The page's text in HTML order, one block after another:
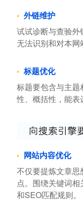
外链维护
试试诊断与查验
无法识别和对本
标题优化
标题要包含与主
性、概括性，能表
网站内容优化
不仅要提炼文章
点。围绕关键词
和SEO匹配规则。